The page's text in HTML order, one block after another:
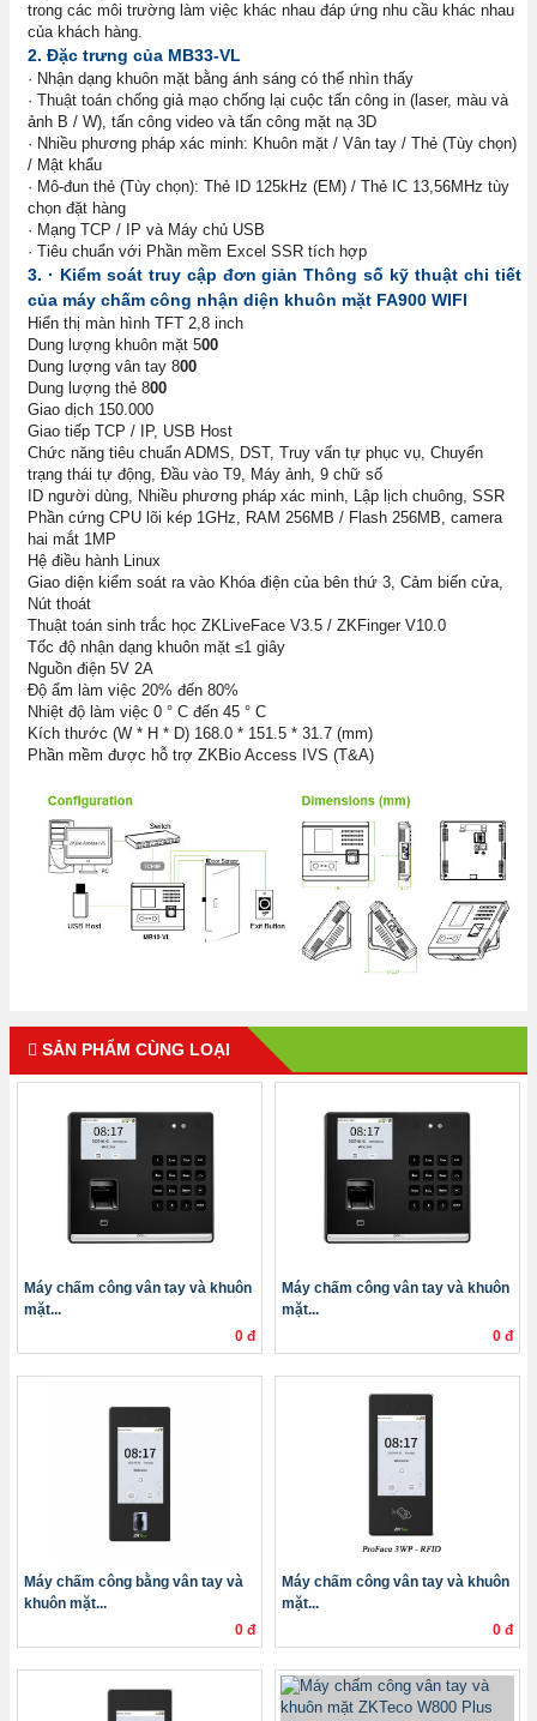
trong các môi trường làm việc khác nhau đáp ứng nhu cầu khác nhau
của khách hàng.
2. Đặc trưng của MB33-VL
· Nhận dạng khuôn mặt bằng ánh sáng có thể nhìn thấy
· Thuật toán chống giả mạo chống lại cuộc tấn công in (laser, màu và
ảnh B / W), tấn công video và tấn công mặt nạ 3D
· Nhiều phương pháp xác minh: Khuôn mặt / Vân tay / Thẻ (Tùy chọn)
/ Mật khẩu
· Mô-đun thẻ (Tùy chọn): Thẻ ID 125kHz (EM) / Thẻ IC 13,56MHz tùy
chọn đặt hàng
· Mạng TCP / IP và Máy chủ USB
· Tiêu chuẩn với Phần mềm Excel SSR tích hợp
3. · Kiểm soát truy cập đơn giản Thông số kỹ thuật chi tiết
của máy chấm công nhận diện khuôn mặt FA900 WIFI
Hiển thị màn hình TFT 2,8 inch
Dung lượng khuôn mặt 500
Dung lượng vân tay 800
Dung lượng thẻ 800
Giao dịch 150.000
Giao tiếp TCP / IP, USB Host
Chức năng tiêu chuẩn ADMS, DST, Truy vấn tự phục vụ, Chuyển
trạng thái tự động, Đầu vào T9, Máy ảnh, 9 chữ số
ID người dùng, Nhiều phương pháp xác minh, Lập lịch chuông, SSR
Phần cứng CPU lõi kép 1GHz, RAM 256MB / Flash 256MB, camera
hai mắt 1MP
Hệ điều hành Linux
Giao diện kiểm soát ra vào Khóa điện của bên thứ 3, Cảm biến cửa,
Nút thoát
Thuật toán sinh trắc học ZKLiveFace V3.5 / ZKFinger V10.0
Tốc độ nhận dạng khuôn mặt ≤1 giây
Nguồn điện 5V 2A
Độ ẩm làm việc 20% đến 80%
Nhiệt độ làm việc 0 ° C đến 45 ° C
Kích thước (W * H * D) 168.0 * 151.5 * 31.7 (mm)
Phần mềm được hỗ trợ ZKBio Access IVS (T&A)
SẢN PHẨM CÙNG LOẠI
Máy chấm công vân tay và khuôn
mặt...
0 đ
Máy chấm công vân tay và khuôn
mặt...
0 đ
Máy chấm công bằng vân tay và
khuôn mặt...
0 đ
Máy chấm công vân tay và khuôn
mặt...
0 đ